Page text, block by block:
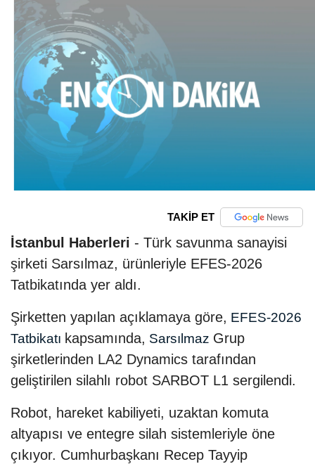
TAKİP ET
İstanbul Haberleri - Türk savunma sanayisi
şirketi Sarsılmaz, ürünleriyle EFES-2026
Tatbikatında yer aldı.
Şirketten yapılan açıklamaya göre, EFES-2026
Tatbikatı kapsamında, Sarsılmaz Grup
şirketlerinden LA2 Dynamics tarafından
geliştirilen silahlı robot SARBOT L1 sergilendi.
Robot, hareket kabiliyeti, uzaktan komuta
altyapısı ve entegre silah sistemleriyle öne
çıkıyor. Cumhurbaşkanı Recep Tayyip